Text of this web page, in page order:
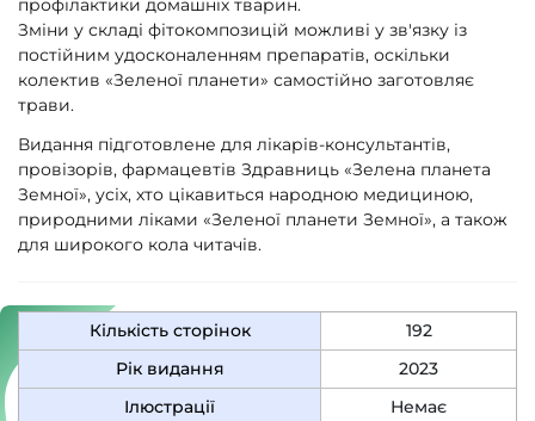
профілактики домашніх тварин.
Зміни у складі фітокомпозицій можливі у зв'язку із
постійним удосконаленням препаратів, оскільки
колектив «Зеленої планети» самостійно заготовляє
трави.
Видання підготовлене для лікарів-консультантів,
провізорів, фармацевтів Здравниць «Зелена планета
Земної», усіх, хто цікавиться народною медициною,
природними ліками «Зеленої планети Земної», а також
для широкого кола читачів.
Кількість сторінок
192
Рік видання
2023
Ілюстрації
Немає